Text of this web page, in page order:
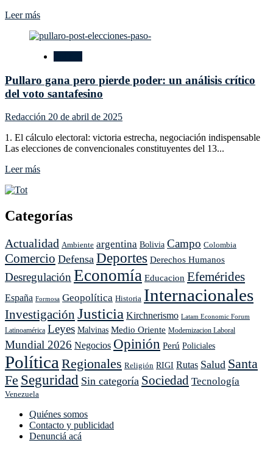
judías
las
paganas
Leer másLeer
sobre
Córdoba
Rosario
goleó
con
hatrick
de
Ramírez
y
puntero
un
partido
Pullaro gana pero pierde poder: un análisis crítico
del voto santafesino
Redacción 20 de abril de 2025
1. El cálculo electoral: victoria estrecha, negociación indispensable
Las elecciones de convencionales constituyentes del 13...
Leer másLeer
gana
pero
poder:
un
análisis
crítico
voto
santafesino
Categorías
Actualidad Ambiente argentina Bolivia Campo Colombia
Comercio Defensa Deportes Derechos Humanos
Desregulación Economía Educacion Efemérides
España Formosa Geopolítica Historia Internacionales
Investigación Justicia Kirchnerismo Latam Economic Forum
Latinoamérica Leyes Malvinas Medio Oriente Modernizacion Laboral
Mundial 2026 Negocios Opinión Perú Policiales
Política Regionales Religión RIGI Rutas Salud Santa
Fe Seguridad Sin categoría Sociedad Tecnología
Venezuela
Quiénes somos
Contacto y publicidad
Denunciá acá